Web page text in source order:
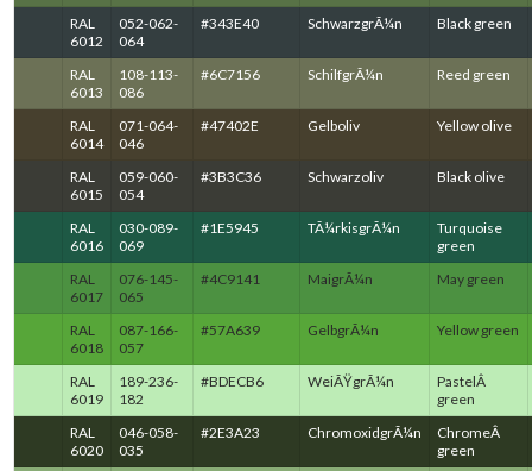
RAL
6012
052-062-
064
#343E40 SchwarzgrÃ¼n Black green
RAL
6013
108-113-
086
#6C7156 SchilfgrÃ¼n Reed green
RAL
6014
071-064-
046
#47402E Gelboliv Yellow olive
RAL
6015
059-060-
054
#3B3C36 Schwarzoliv Black olive
RAL
6016
030-089-
069
#1E5945 TÃ¼rkisgrÃ¼n
Turquoise
green
RAL
6017
076-145-
065
#4C9141 MaigrÃ¼n May green
RAL
6018
087-166-
057
#57A639 GelbgrÃ¼n Yellow green
RAL
6019
189-236-
182
#BDECB6 WeiÃŸgrÃ¼n
PastelÂ
green
RAL
6020
046-058-
035
#2E3A23 ChromoxidgrÃ¼n
ChromeÂ
green